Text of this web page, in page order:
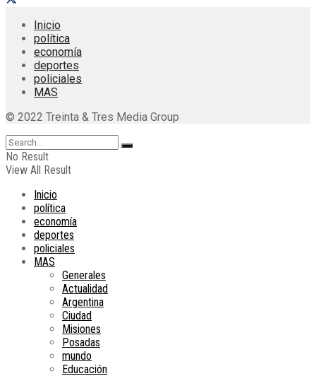
Inicio
política
economía
deportes
policiales
MAS
© 2022 Treinta & Tres Media Group
No Result
View All Result
Inicio
política
economía
deportes
policiales
MAS
Generales
Actualidad
Argentina
Ciudad
Misiones
Posadas
mundo
Educación